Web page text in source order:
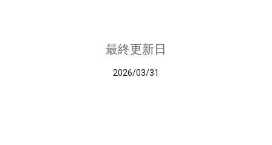
最終更新日
2026/03/31